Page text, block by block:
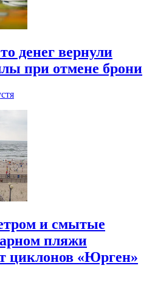
денег вернули
при отмене брони
и смытые
пляжи
циклонов «Юрген»